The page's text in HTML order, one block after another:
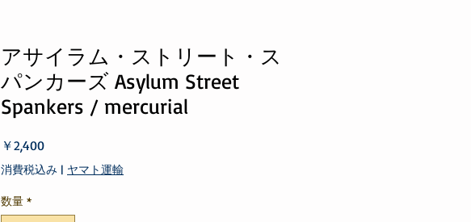
アサイラム・ストリート・ス
パンカーズ Asylum Street
Spankers / mercurial
￥2,400価
格
消費税込み | ヤマト運輸
数量 *